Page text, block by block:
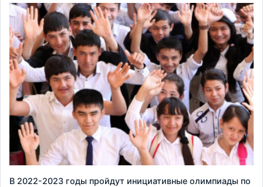
В 2022-2023 годы пройдут инициативные олимпиады по